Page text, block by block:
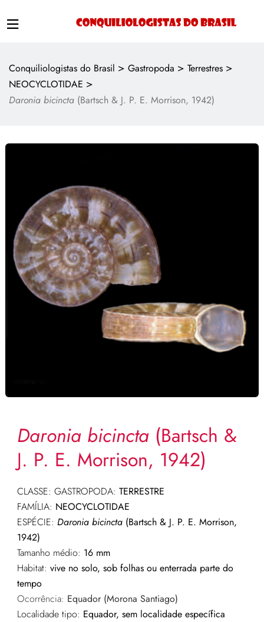
Conquiliologistas do Brasil > Gastropoda > Terrestres >
NEOCYCLOTIDAE >
Daronia bicincta (Bartsch & J. P. E. Morrison, 1942)
Daronia bicincta(Bartsch &
J. P. E. Morrison, 1942)
CLASSE: GASTROPODA: TERRESTRE
FAMÍLIA: NEOCYCLOTIDAE
ESPÉCIE: Daronia bicincta(Bartsch & J. P. E. Morrison,
1942)
Tamanho médio: 16 mm
Habitat: vive no solo, sob folhas ou enterrada parte do
tempo
Ocorrência: Equador (Morona Santiago)
Localidade tipo: Equador, sem localidade específica